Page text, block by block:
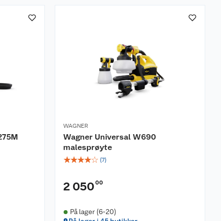
WAGNER
Wagner Universal W690
malesprøyte
☆☆☆☆☆ (7)
2 05000
På lager (6-20)